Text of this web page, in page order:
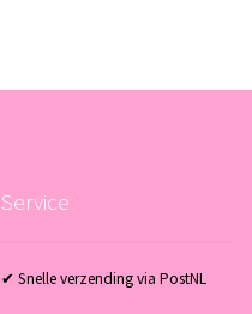
Service
✔ Snelle verzending via PostNL